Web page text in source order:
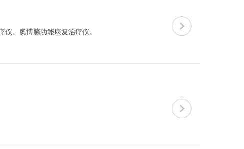
、奧博脑功能康复治疗仪。